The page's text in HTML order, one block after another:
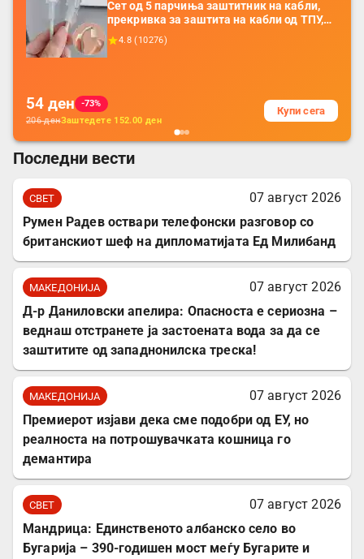
Сет од 5 парчиња заштитник на кабли,
прекривка за заштита на кабли од ТПУ,
додатоци за заштита на кабли, без
батерија, за мобилни телефони, комплет
4.8 ( 10276)
54 ден
-73%
206денЗаштедете 152.00 ден
Купи сега
Последни вести
СВЕТ
07 август 2026
Румен Радев оствари телефонски разговор со
британскиот шеф на дипломатијата Ед Милибанд
МАКЕДОНИЈА
07 август 2026
Д-р Даниловски апелира: Опасноста е сериозна –
веднаш отстранете ја застоената вода за да се
заштитите од западнонилска треска!
МАКЕДОНИЈА
07 август 2026
Премиерот изјави дека сме подобри од ЕУ, но
реалноста на потрошувачката кошница го
демантира
СВЕТ
07 август 2026
Мандрица: Единственото албанско село во
Бугарија – 390-годишен мост меѓу Бугарите и